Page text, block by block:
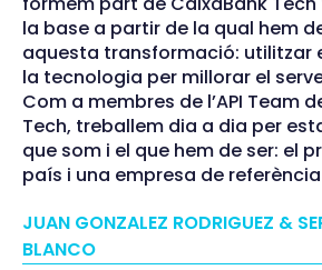
la base a partir de la qual hem
aquesta transformació: utilitzar
la tecnologia per millorar el
Com a membres de l’API Team
Tech, treballem dia a dia per
que som i el que hem de ser: el
país i una empresa de
JUAN GONZALEZ RODRIGUEZ &
BLANCO